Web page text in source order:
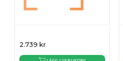
2.739 kr